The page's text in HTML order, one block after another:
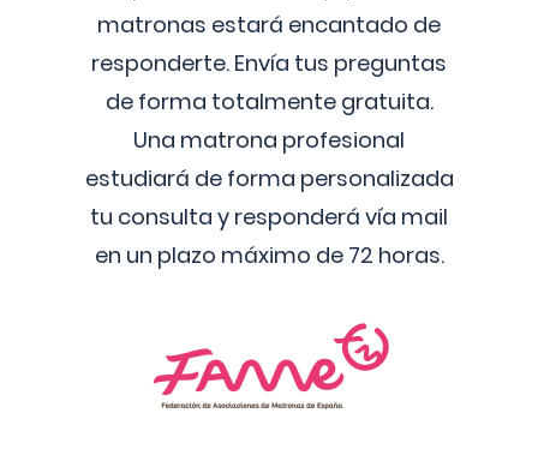
matronas estará encantado de
responderte. Envía tus preguntas
de forma totalmente gratuita.
Una matrona profesional
estudiará de forma personalizada
tu consulta y responderá vía mail
en un plazo máximo de 72 horas.